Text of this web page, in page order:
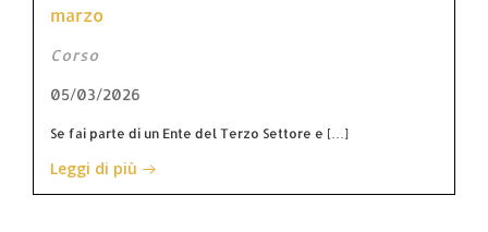
marzo
Corso
05/03/2026
Se fai parte di un Ente del Terzo Settore e […]
Leggi di più